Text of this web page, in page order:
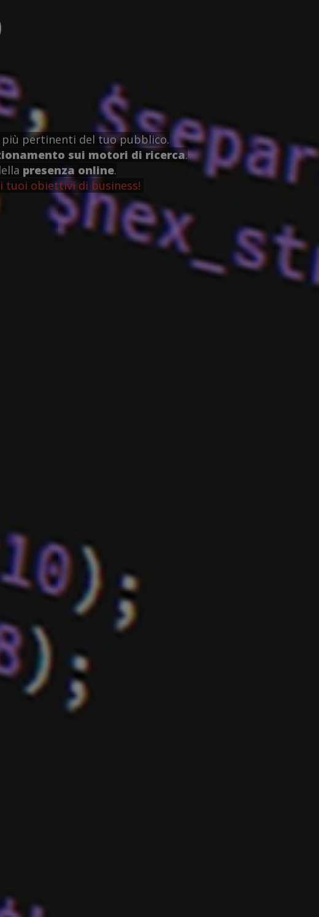
GRO |
più pertinenti del tuo pubblico.
sui motori di ricerca.
presenza online.
tuoi obiettivi di business!